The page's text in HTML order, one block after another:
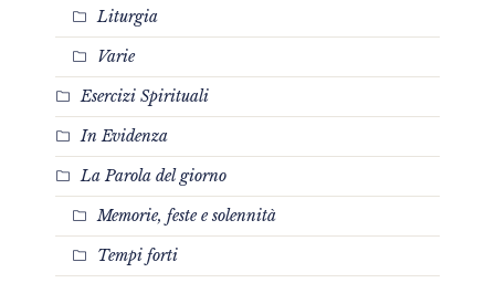
Liturgia
Varie
Esercizi Spirituali
In Evidenza
La Parola del giorno
Memorie, feste e solennità
Tempi forti